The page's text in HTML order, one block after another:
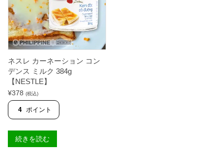
L
O
S
】
個
ネスレ カーネーション コン
デンス ミルク 384g
【NESTLE】
¥378 (税込)
4 ポイント
続きを読む